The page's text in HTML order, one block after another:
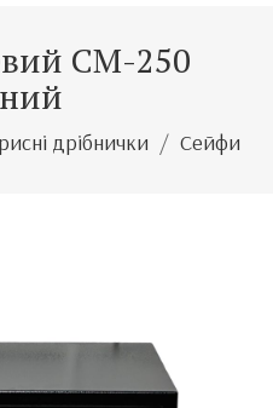
СМ-250
дрібнички Сейфи